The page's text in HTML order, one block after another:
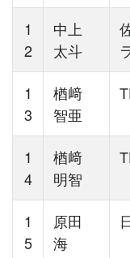
1
2
中上
太斗
1
3
楢󠄀﨑
智亜
1
4
楢󠄀﨑
明智
1
5
原田
海